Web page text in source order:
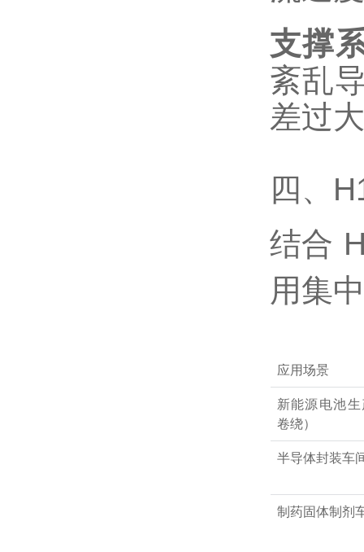
支撑
紊乱
差过
四、
结合
用集
应用场景
新能源电池
卷绕）
半导体封装车
制药固体制剂